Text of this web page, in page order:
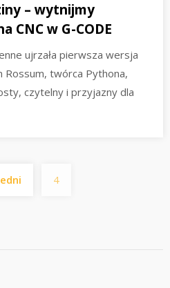
– wytnijmy
CNC w G-CODE
ujrzała pierwsza wersja
Rossum, twórca Pythona,
czytelny i przyjazny dla
wpisów
4